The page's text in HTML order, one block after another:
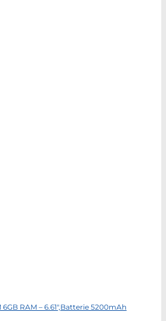
RAM – 6.61″,Batterie 5200mAh